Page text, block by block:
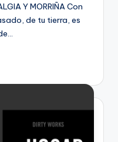
Y MORRIÑA Con
de tu tierra, es